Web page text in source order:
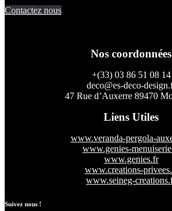
Contactez nous
Nos coordonnées
+(33) 03 86 51 08 14
deco@es-deco-
47 Rue d’Auxerre 89470
Liens Utiles
www.veranda-pergola-
www.genies-
www.genies.fr
www.creations-
www.seineg-
Suivez nous !